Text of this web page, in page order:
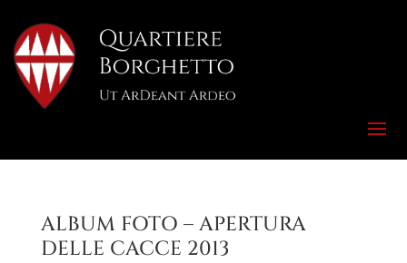
ALBUM FOTO – APERTURA
DELLE CACCE 2013